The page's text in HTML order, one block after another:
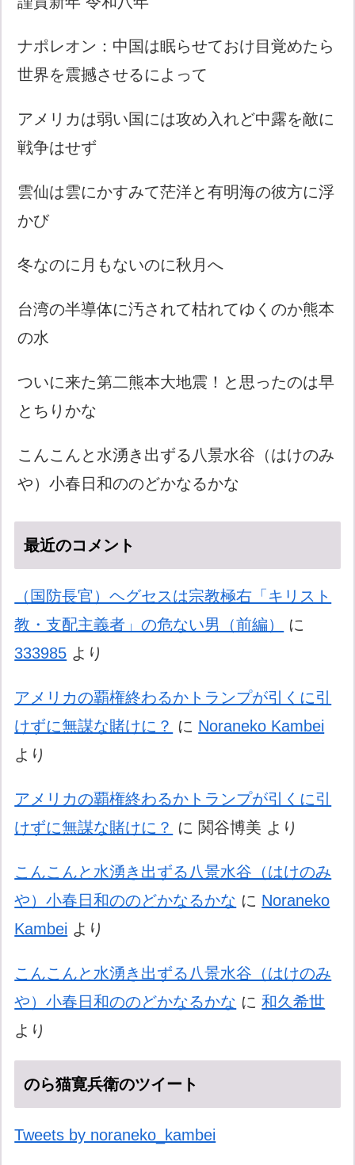
ナポレオン：中国は眠らせておけ目覚めたら
世界を震撼させるによって
アメリカは弱い国には攻め入れど中露を敵に
戦争はせず
雲仙は雲にかすみて茫洋と有明海の彼方に浮
かび
冬なのに月もないのに秋月へ
台湾の半導体に汚されて枯れてゆくのか熊本
の水
ついに来た第二熊本大地震！と思ったのは早
とちりかな
こんこんと水湧き出ずる八景水谷（はけのみ
や）小春日和ののどかなるかな
最近のコメント
（国防長官）ヘグセスは宗教極右「キリスト
教・支配主義者」の危ない男（前編）
に
333985 より
アメリカの覇権終わるかトランプが引くに引
けずに無謀な賭けに？ に Noraneko Kambei
より
アメリカの覇権終わるかトランプが引くに引
けずに無謀な賭けに？ に 関谷博美 より
こんこんと水湧き出ずる八景水谷（はけのみ
や）小春日和ののどかなるかな に Noraneko
Kambei より
こんこんと水湧き出ずる八景水谷（はけのみ
や）小春日和ののどかなるかな に和久希世
より
のら猫寛兵衛のツイート
Tweets by noraneko_kambei